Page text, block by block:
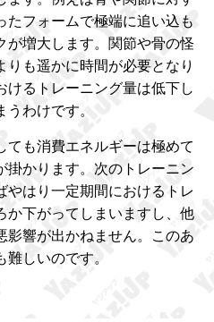
たフォームで極端に追い込も
が増大します。関節や骨の怪
も遥かに時間が必要となり
けるトレーニング量は低下し
わけです。
ても消費エネルギーは極めて
掛かります。次のトレーニン
やはり一定期間におけるトレ
か下がってしまいますし、他
影響が出かねません。このあ
しいのです。